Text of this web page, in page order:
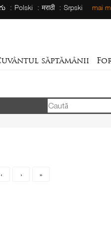
Polski मराठी Srpski mai
săptămânii
‹ › »